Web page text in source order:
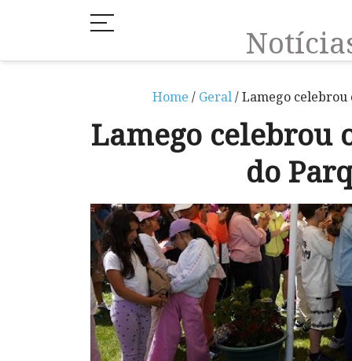
Home / Geral/ Lamego celebrou
Lamego celebrou
do